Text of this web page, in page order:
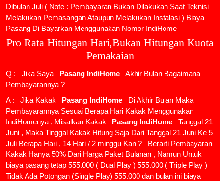
Dibulan Juli ( Note : Pembayaran Bukan Dilakukan Saat Teknisi
Melakukan Pemasangan Ataupun Melakukan Instalasi ) Biaya
Pasang Di Bayarkan Menggunakan Nomor IndiHome
Pro Rata Hitungan Hari,Bukan Hitungan Kuota
Pemakaian
Q : Jika Saya Pasang IndiHome
Akhir Bulan Bagaimana
Pembayarannya ?
A : Jika Kakak
Pasang IndiHome
Di Akhir Bulan Maka
Pembayarannya Sesuai Berapa Hari Kakak Menggunakan
IndiHomenya , Misalkan Kakak
Pasang IndiHome
Tanggal 21
Juni , Maka Tinggal Kakak Hitung Saja Dari Tanggal 21 Juni Ke 5
Juli Berapa Hari , 14 Hari / 2 minggu Kan ? Berarti Pembayaran
Kakak Hanya 50% Dari Harga Paket Bulanan , Namun Untuk
biaya pasang tetap 555.000 ( Dual Play ) 555.000 ( Triple Play )
Tidak Ada Potongan (Single Play) 555.000 dan bulan ini biaya